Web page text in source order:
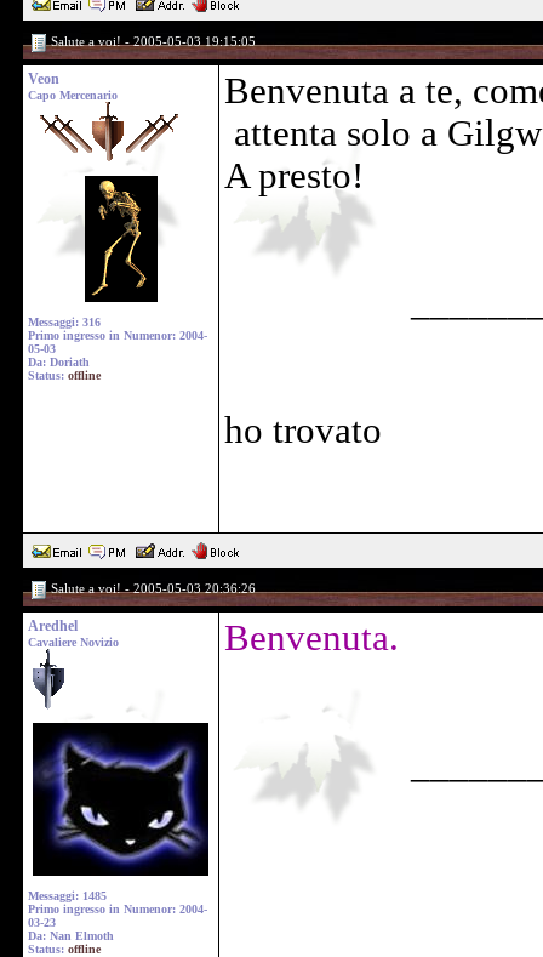
Salute a voi! - 2005-05-03 19:15:05
Veon
Capo Mercenario
Messaggi: 316
Primo ingresso in Numenor: 2004-
05-03
Da: Doriath
Status: offline
Benvenuta a te,
attenta solo a
A presto!
ho trovato
Salute a voi! - 2005-05-03 20:36:26
Aredhel
Cavaliere Novizio
Messaggi: 1485
Primo ingresso in Numenor: 2004-
03-23
Da: Nan Elmoth
Status: offline
Benvenuta.